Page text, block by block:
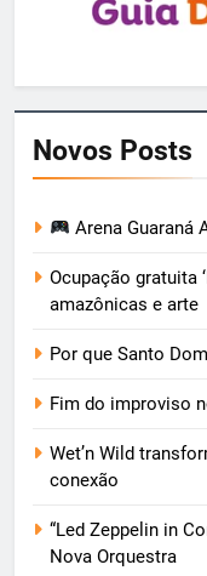
Novos Posts
Arena Guaraná
Ocupação gratuita
amazônicas e arte
Por que Santo
Fim do improviso
Wet’n Wild
conexão
“Led Zeppelin in
Nova Orquestra